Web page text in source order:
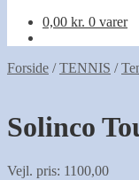
0,00 kr. 0 varer
Forside /TENNIS /
Solinco
Vejl. pris: 1100,00